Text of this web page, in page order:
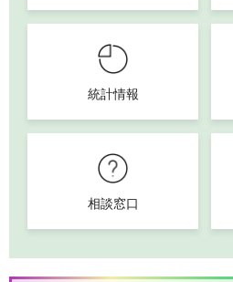
統計情報
相談窓口